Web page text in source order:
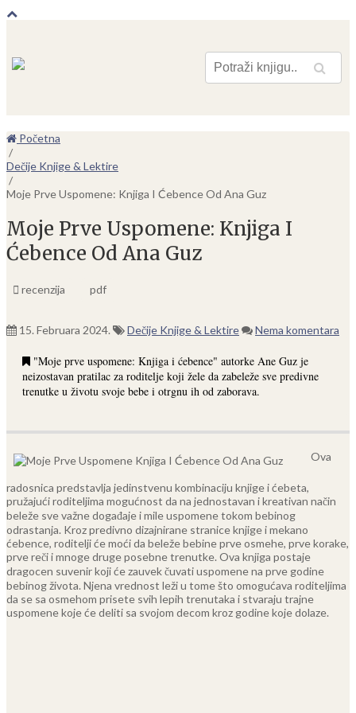
Pretraga
Početna
/
Dečije Knjige & Lektire
/
Moje Prve Uspomene: Knjiga I Ćebence Od Ana Guz
Moje Prve Uspomene: Knjiga I
Ćebence Od Ana Guz
recenzija pdf
15. Februara 2024. Dečije Knjige & Lektire Nema komentara
"Moje prve uspomene: Knjiga i ćebence" autorke Ane Guz je
neizostavan pratilac za roditelje koji žele da zabeleže sve predivne
trenutke u životu svoje bebe i otrgnu ih od zaborava.
Ova
radosnica predstavlja jedinstvenu kombinaciju knjige i ćebeta,
pružajući roditeljima mogućnost da na jednostavan i kreativan način
beleže sve važne događaje i mile uspomene tokom bebinog
odrastanja. Kroz predivno dizajnirane stranice knjige i mekano
ćebence, roditelji će moći da beleže bebine prve osmehe, prve korake,
prve reči i mnoge druge posebne trenutke. Ova knjiga postaje
dragocen suvenir koji će zauvek čuvati uspomene na prve godine
bebinog života. Njena vrednost leži u tome što omogućava roditeljima
da se sa osmehom prisete svih lepih trenutaka i stvaraju trajne
uspomene koje će deliti sa svojom decom kroz godine koje dolaze.